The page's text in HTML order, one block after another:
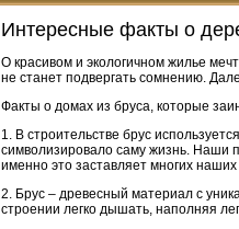
Интересные факты о
О красивом и экологичном жилье
не станет подвергать сомнению.
Факты о домах из бруса, которые
1. В строительстве брус
символизировало саму жизнь. Наши
именно это заставляет многих
2. Брус – древесный материал с
строении легко дышать, наполняя